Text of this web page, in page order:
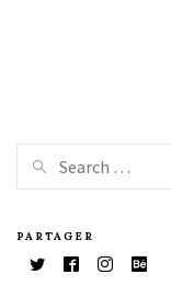
PARTAGER